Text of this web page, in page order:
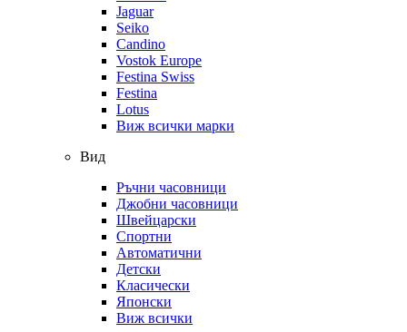
Jaguar
Seiko
Candino
Vostok Europe
Festina Swiss
Festina
Lotus
Виж всички марки
Вид
Ръчни часовници
Джобни часовници
Швейцарски
Спортни
Автоматични
Детски
Класически
Японски
Виж всички